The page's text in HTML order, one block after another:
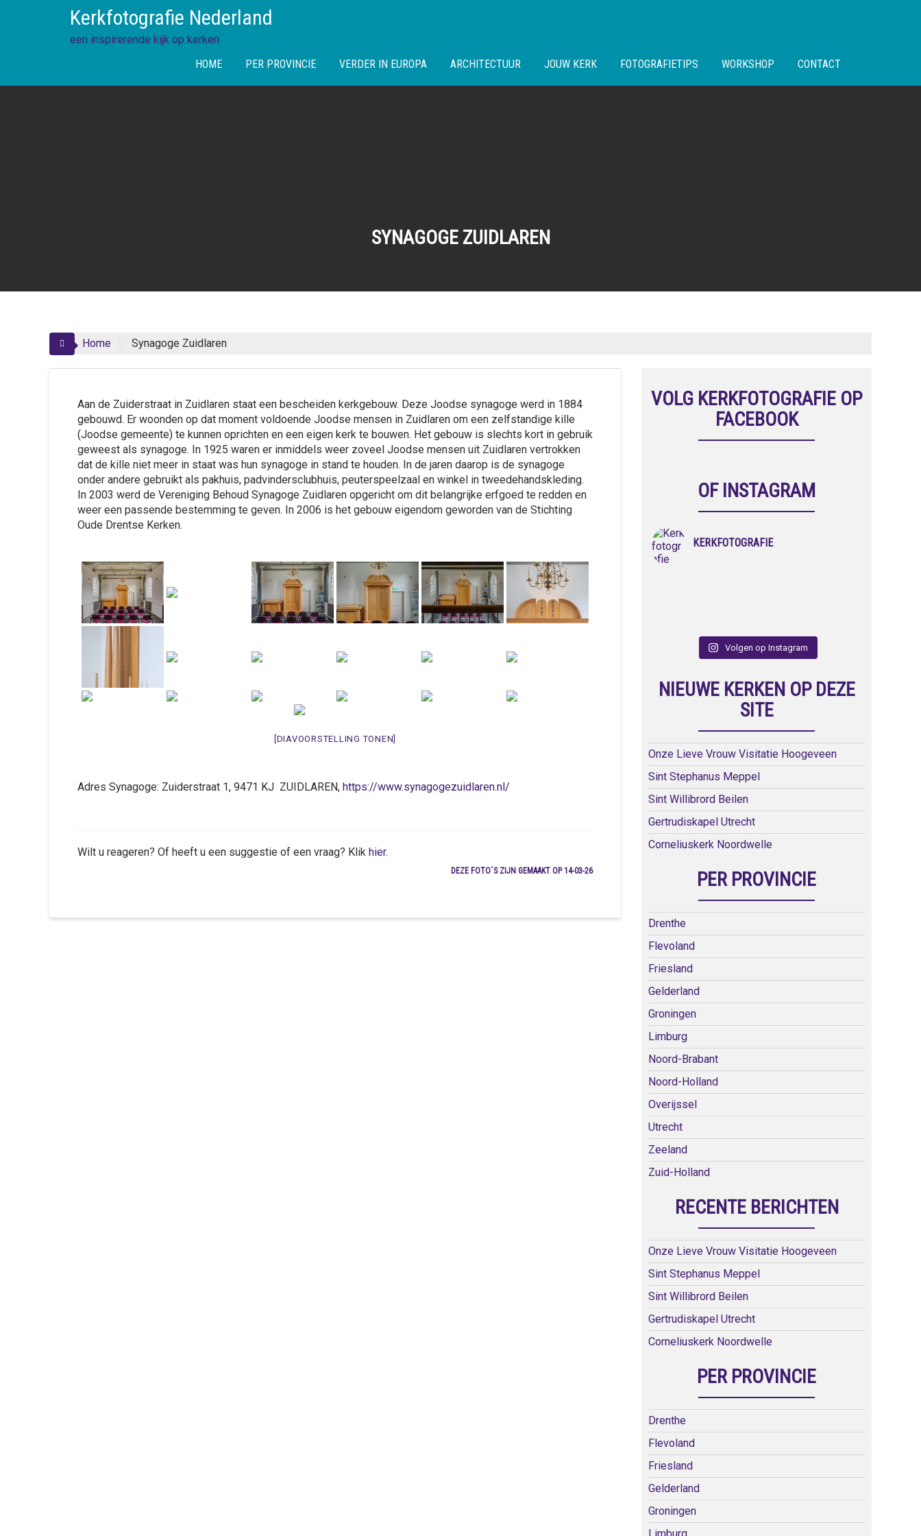
Kerkfotografie Nederland
een inspirerende kijk op kerken
HOME
PER PROVINCIE VERDER IN EUROPA ARCHITECTUUR JOUW KERK FOTOGRAFIETIPS WORKSHOP CONTACT
SYNAGOGE ZUIDLAREN
Home Synagoge Zuidlaren
Aan de Zuiderstraat in Zuidlaren staat een bescheiden kerkgebouw. Deze Joodse synagoge werd in 1884
gebouwd. Er woonden op dat moment voldoende Joodse mensen in Zuidlaren om een zelfstandige kille
(Joodse gemeente) te kunnen oprichten en een eigen kerk te bouwen. Het gebouw is slechts kort in gebruik
geweest als synagoge. In 1925 waren er inmiddels weer zoveel Joodse mensen uit Zuidlaren vertrokken
dat de kille niet meer in staat was hun synagoge in stand te houden. In de jaren daarop is de synagoge
onder andere gebruikt als pakhuis, padvindersclubhuis, peuterspeelzaal en winkel in tweedehandskleding.
In 2003 werd de Vereniging Behoud Synagoge Zuidlaren opgericht om dit belangrijke erfgoed te redden en
weer een passende bestemming te geven. In 2006 is het gebouw eigendom geworden van de Stichting
Oude Drentse Kerken.
[DIAVOORSTELLING TONEN]
Adres Synagoge: Zuiderstraat 1, 9471 KJ ZUIDLAREN, https://www.synagogezuidlaren.nl/
Wilt u reageren? Of heeft u een suggestie of een vraag? Klik hier.
DEZE FOTO´S ZIJN GEMAAKT OP 14-03-26
VOLG KERKFOTOGRAFIE OP
FACEBOOK
OF INSTAGRAM
KERKFOTOGRAFIE
Volgen op Instagram
NIEUWE KERKEN OP DEZE
SITE
Onze Lieve Vrouw Visitatie Hoogeveen
Sint Stephanus Meppel
Sint Willibrord Beilen
Gertrudiskapel Utrecht
Corneliuskerk Noordwelle
PER PROVINCIE
Drenthe
Flevoland
Friesland
Gelderland
Groningen
Limburg
Noord-Brabant
Noord-Holland
Overijssel
Utrecht
Zeeland
Zuid-Holland
RECENTE BERICHTEN
Onze Lieve Vrouw Visitatie Hoogeveen
Sint Stephanus Meppel
Sint Willibrord Beilen
Gertrudiskapel Utrecht
Corneliuskerk Noordwelle
PER PROVINCIE
Drenthe
Flevoland
Friesland
Gelderland
Groningen